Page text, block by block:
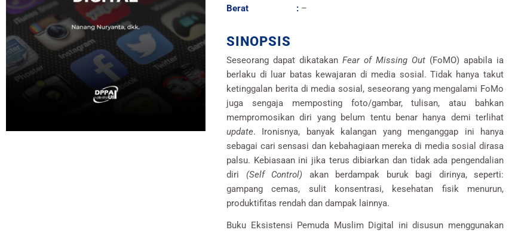
Berat : –
SINOPSIS
Seseorang dapat dikatakanFear of Missing Out (FoMO) apabila ia
berlaku di luar batas kewajaran di media sosial. Tidak hanya takut
ketinggalan berita di media sosial, seseorang yang mengalami FoMo
juga sengaja memposting foto/gambar, tulisan, atau bahkan
mempromosikan diri yang belum tentu benar hanya demi terlihat
update. Ironisnya, banyak kalangan yang menganggap ini hanya
sebagai cari sensasi dan kebahagiaan mereka di media sosial dirasa
palsu. Kebiasaan ini jika terus dibiarkan dan tidak ada pengendalian
diri (Self Control) akan berdampak buruk bagi dirinya, seperti:
gampang cemas, sulit konsentrasi, kesehatan fisik menurun,
produktifitas rendah dan dampak lainnya.
Buku Eksistensi Pemuda Muslim Digital ini disusun menggunakan